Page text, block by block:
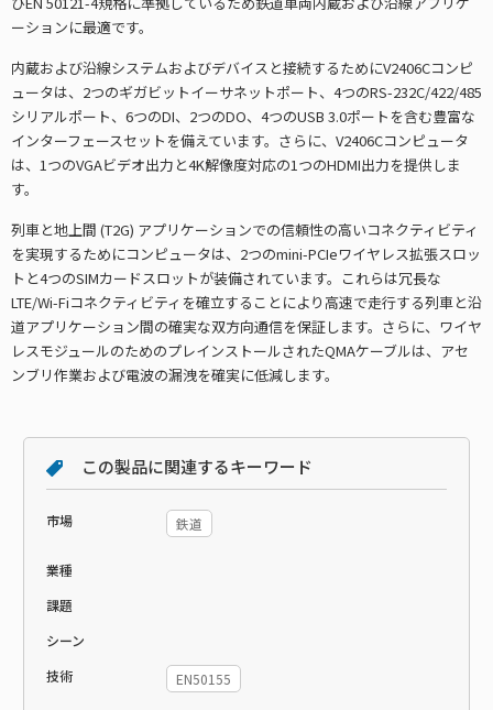
ーションに最適です。
内蔵および沿線システムおよびデバイスと接続するためにV2406Cコンピ
ュータは、2つのギガビットイーサネットポート、4つのRS-232C/422/485
シリアルポート、6つのDI、2つのDO、4つのUSB 3.0ポートを含む豊富な
インターフェースセットを備えています。さらに、V2406Cコンピュータ
は、1つのVGAビデオ出力と4K解像度対応の1つのHDMI出力を提供しま
す。
列車と地上間 (T2G) アプリケーションでの信頼性の高いコネクティビティ
を実現するためにコンピュータは、2つのmini-PCIeワイヤレス拡張スロッ
トと4つのSIMカードスロットが装備されています。これらは冗長な
LTE/Wi-Fiコネクティビティを確立することにより高速で走行する列車と沿
道アプリケーション間の確実な双方向通信を保証します。さらに、ワイヤ
レスモジュールのためのプレインストールされたQMAケーブルは、アセ
ンブリ作業および電波の漏洩を確実に低減します。
この製品に関連するキーワード
市場 鉄道
業種
課題
シーン
技術
EN50155